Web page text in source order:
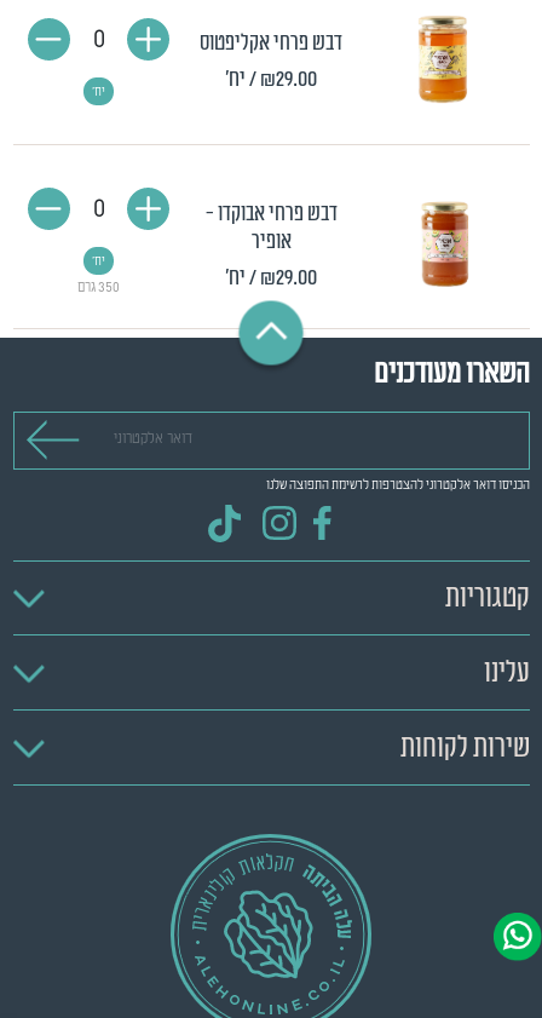
דבש פרחי אקליפטוס
₪29.00/ יח' יח'
0
דבש פרחי אבוקדו -
אופיר
₪29.00/ יח' 350 גרם
יח'
0
השארו מעודכנים
הכניסו דואר אלקטרוני להצטרפות לרשימת התפוצה שלנו
קטגוריות
עלינו
שירות לקוחות